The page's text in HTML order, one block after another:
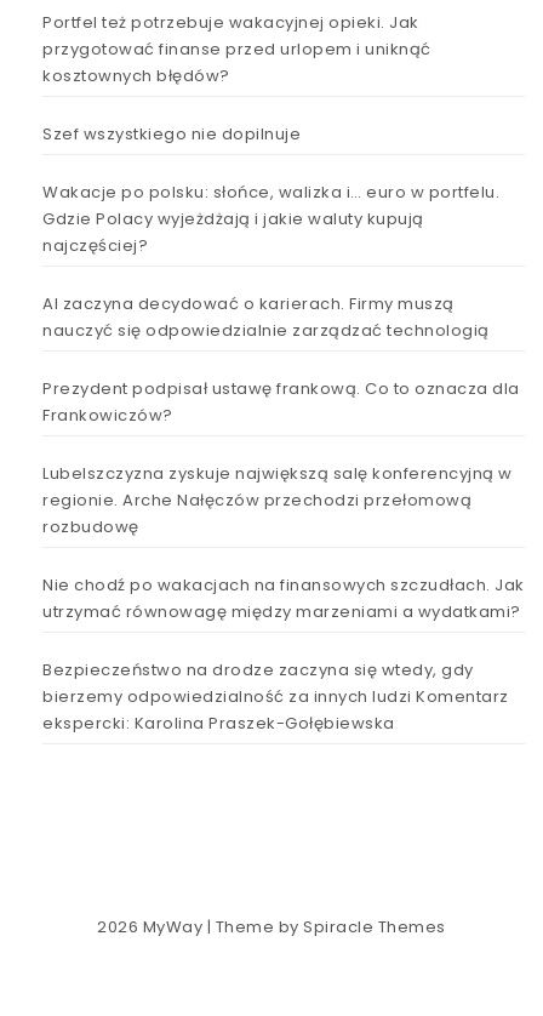
Portfel też potrzebuje wakacyjnej opieki. Jak
przygotować finanse przed urlopem i uniknąć
kosztownych błędów?
Szef wszystkiego nie dopilnuje
Wakacje po polsku: słońce, walizka i… euro w portfelu.
Gdzie Polacy wyjeżdżają i jakie waluty kupują
najczęściej?
AI zaczyna decydować o karierach. Firmy muszą
nauczyć się odpowiedzialnie zarządzać technologią
Prezydent podpisał ustawę frankową. Co to oznacza dla
Frankowiczów?
Lubelszczyzna zyskuje największą salę konferencyjną w
regionie. Arche Nałęczów przechodzi przełomową
rozbudowę
Nie chodź po wakacjach na finansowych szczudłach. Jak
utrzymać równowagę między marzeniami a wydatkami?
Bezpieczeństwo na drodze zaczyna się wtedy, gdy
bierzemy odpowiedzialność za innych ludzi Komentarz
ekspercki: Karolina Praszek-Gołębiewska
2026 MyWay | Theme bySpiracle Themes